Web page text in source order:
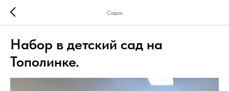
Садик
Набор в детский сад на
Тополинке.